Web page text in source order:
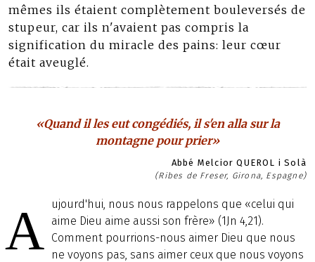
mêmes ils étaient complètement bouleversés de
stupeur, car ils n'avaient pas compris la
signification du miracle des pains: leur cœur
était aveuglé.
«Quand il les eut congédiés, il s'en alla sur la
montagne pour prier»
Abbé Melcior QUEROL i Solà
(Ribes de Freser, Girona, Espagne)
A
ujourd'hui, nous nous rappelons que «celui qui
aime Dieu aime aussi son frère» (1Jn 4,21).
Comment pourrions-nous aimer Dieu que nous
ne voyons pas, sans aimer ceux que nous voyons